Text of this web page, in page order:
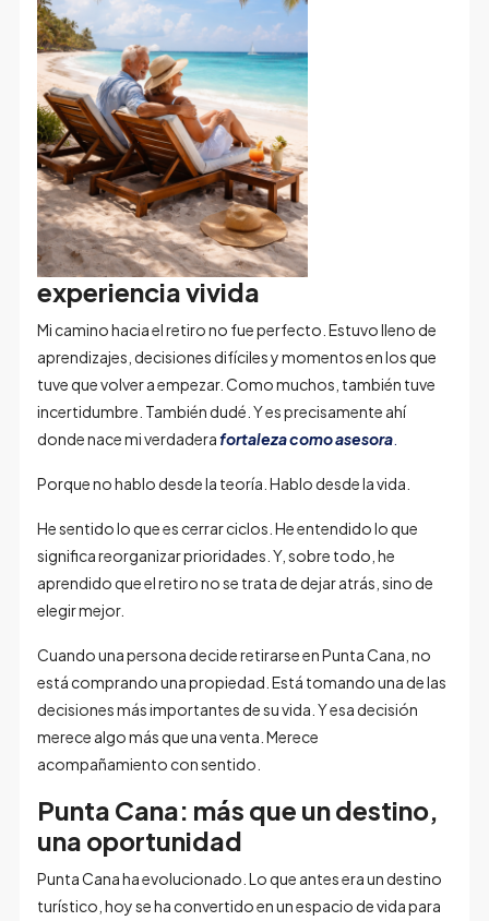
experiencia vivida
Mi camino hacia el retiro no fue perfecto. Estuvo lleno de
aprendizajes, decisiones difíciles y momentos en los que
tuve que volver a empezar. Como muchos, también tuve
incertidumbre. También dudé. Y es precisamente ahí
donde nace mi verdaderafortaleza como asesora
Porque no hablo desde la teoría. Hablo desde la vida.
He sentido lo que es cerrar ciclos. He entendido lo que
significa reorganizar prioridades. Y, sobre todo, he
aprendido que el retiro no se trata de dejar atrás, sino de
elegir mejor.
Cuando una persona decide retirarse en Punta Cana, no
está comprando una propiedad. Está tomando una de las
decisiones más importantes de su vida. Y esa decisión
merece algo más que una venta. Merece
acompañamiento con sentido.
Punta Cana: más que un destino,
una oportunidad
Punta Cana ha evolucionado. Lo que antes era un destino
turístico, hoy se ha convertido en un espacio de vida para